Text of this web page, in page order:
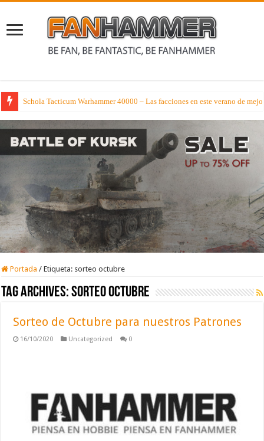
Schola Tacticum Warhammer 40000 – Las facciones en este verano de
Portada / Etiqueta: sorteo octubre
Tag Archives:sorteo octubre
Sorteo de Octubre para nuestros Patrones
16/10/2020 Uncategorized 0